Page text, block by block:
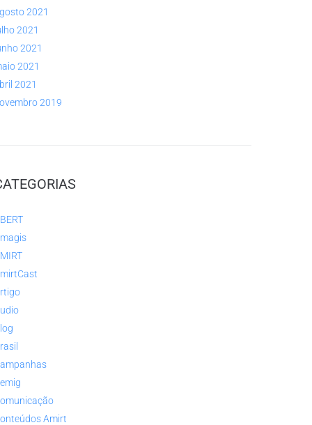
2021
2021
2021
2021
2021
2019
Amirt